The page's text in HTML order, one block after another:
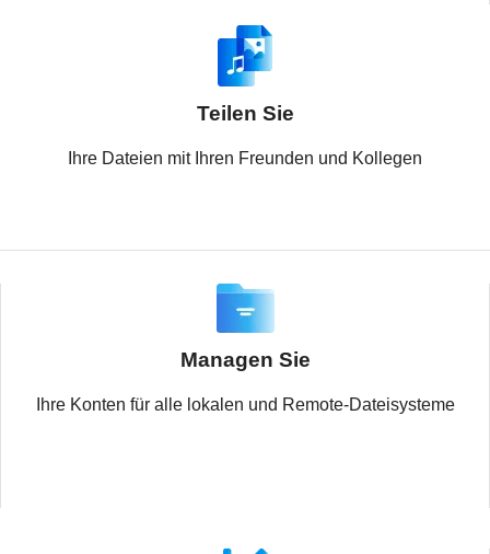
Teilen Sie
Ihre Dateien mit Ihren Freunden und Kollegen
Managen Sie
Ihre Konten für alle lokalen und Remote-Dateisysteme